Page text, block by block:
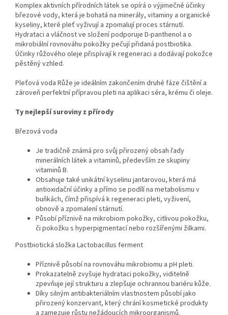
Komplex aktivních přírodních látek se opírá o výjimečné účinky
březové vody, která je bohatá na minerály, vitaminy a organické
kyseliny, které pleť vyživují a zpomalují proces stárnutí.
Hydrataci a vláčnost ve složení podporuje D-panthenol a o
mikrobiální rovnováhu pokožky pečují přidaná postbiotika.
Účinky růžového oleje přispívají k regeneraci a dodávají pokožce
pěstěný vzhled.
Pleťová voda Růže je ideálním zakončením druhé fáze čištění a
zároveň perfektní přípravou pleti na aplikaci séra, krému či oleje.
Ty nejlepší suroviny z přírody
Březová voda
Je tradičně známá pro svůj přirozený obsah řady
minerálních látek a vitaminů, především ze skupiny
vitaminů B.
Obsahuje také unikátní kyselinu jantarovou, která má
antioxidační účinky a přímo se podílí na metabolismu v
buňkách, čímž přispívá k regeneraci pleti, vyživení,
obnově a zpomalení stárnutí.
Působí příznivě na mikrobiom pokožky, citlivou pokožku,
či pokožku s hyperpigmentací nebo rozšířenými žilkami.
Postbiotická složka Lactobacillus ferment
Příznivě působí na rovnováhu mikrobiomu a pH pleti.
Prokazatelně zvyšuje hydrataci pokožky, viditelně
zpevňuje její strukturu a zlepšuje ochrannou bariéru kůže.
Díky silným antibakteriálním vlastnostem působí jako
přirozený konzervant, který chrání kosmetické produkty